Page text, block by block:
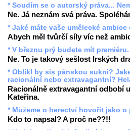
* Soudím se o autorský práva...
Ne. Já neznám svá práva.
* Jaké máte vaše umělecké
Abych měl tvůrčí síly víc než
* V březnu prý budete mít
Ne. To je takový sešlost Irských
* Oblíkl by sis pánskou sukni?
racionální nebo extravagantní?
Racionálně extravagantní odbobí
Kateřina.
* Můžeme o herectví hovořit jako o
Kdo to napsal? A proč ne??!!